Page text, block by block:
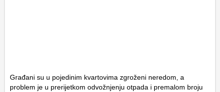
Građani su u pojedinim kvartovima zgroženi neredom, a
problem je u prerijetkom odvožnjenju otpada i premalom broju